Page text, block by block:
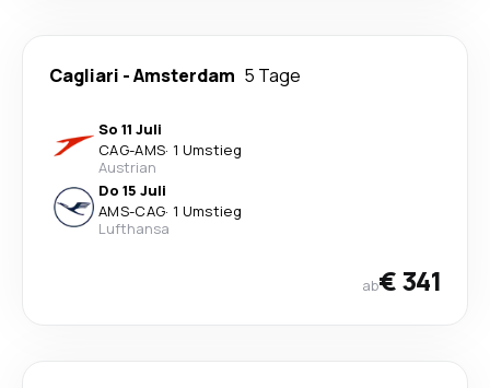
Cagliari -Amsterdam 5 Tage
So 11 Juli
CAG-AMS· 1 Umstieg
Austrian
Do 15 Juli
AMS-CAG· 1 Umstieg
Lufthansa
ab€ 341